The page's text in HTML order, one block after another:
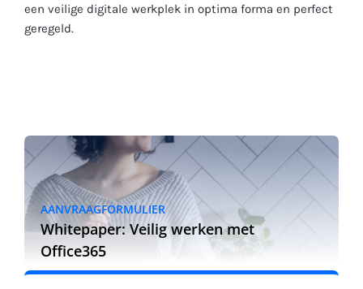
een veilige digitale werkplek in optima forma en perfect
geregeld.
AANVRAAGFORMULIER
Whitepaper: Veilig werken met
Office365